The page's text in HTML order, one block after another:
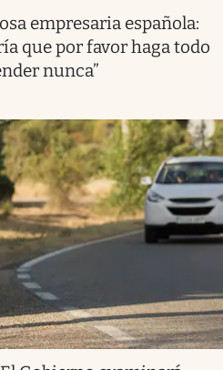
empresaria española:
que por favor haga todo
nunca”